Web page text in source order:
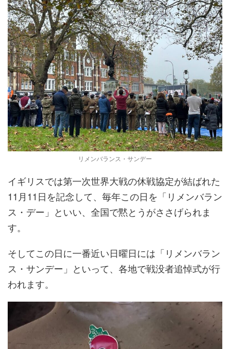
リメンバランス・サンデー
イギリスでは第一次世界大戦の休戦協定が結ばれた
11月11日を記念して、毎年この日を「リメンバラン
ス・デー」といい、全国で黙とうがささげられま
す。
そしてこの日に一番近い日曜日には「リメンバラン
ス・サンデー」といって、各地で戦没者追悼式が行
われます。